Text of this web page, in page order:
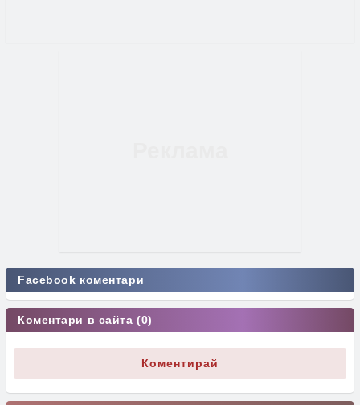
Facebook коментари
Коментари в сайта (0)
Коментирай